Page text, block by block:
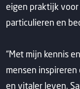
eigen praktijk
particulieren en
“Met mijn kennis
mensen
en vitaler leven.